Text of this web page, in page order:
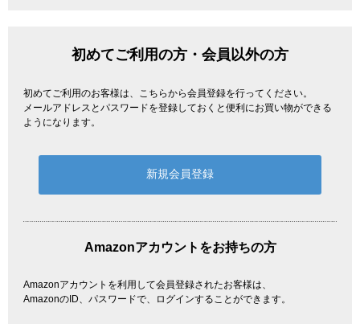
初めてご利用の方・会員以外の方
初めてご利用のお客様は、こちらから会員登録を行ってください。
メールアドレスとパスワードを登録しておくと便利にお買い物ができる
ようになります。
Amazonアカウントをお持ちの方
Amazonアカウントを利用して会員登録されたお客様は、
AmazonのID、パスワードで、ログインすることができます。